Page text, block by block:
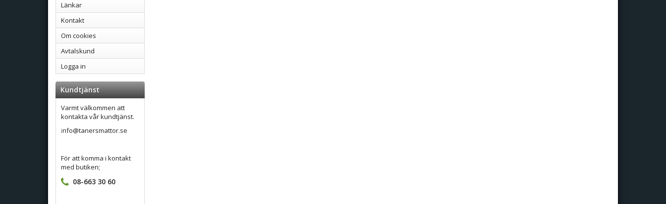
Länkar
Kontakt
Om cookies
Avtalskund
Logga in
Kundtjänst
Varmt välkommen att
kontakta vår kundtjänst.
info@tanersmattor.se
För att komma i kontakt
med butiken;
08-663 30 60